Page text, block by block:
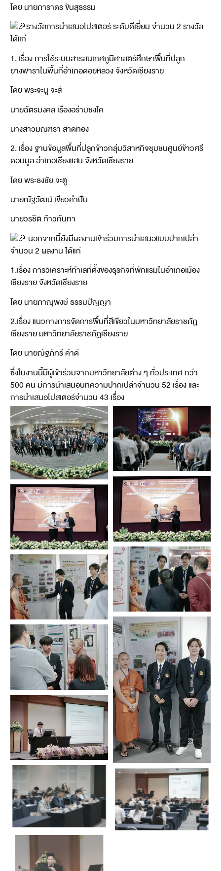
โดย นายภาราดร ขันสุธรรม
รางวัลการนำเสนอโปสเตอร์ ระดับดีเยี่ยม จำนวน 2 รางวัล
ได้แก่
1. เรื่อง การใช้ระบบสารสนเทศภูมิศาสตร์ศึกษาพื้นที่ปลูก
ยางพาราในพื้นที่อำเภอดอยหลวง จังหวัดเชียงราย
โดย พระจะนู จะสี
นายฉัตรมงคล เรืองอร่ามชงโค
นางสาวมณฑิรา สาดทอง
2. เรื่อง ฐานข้อมูลพื้นที่ปลูกข้าวกลุ่มวิสาหกิจชุมชนศูนย์ข้าวศรี
ดอนมูล อำเภอเชียงแสน จังหวัดเชียงราย
โดย พระธงชัย จะตู
นายณัฐวัฒน์ เขียวคำปัน
นายวรชิต ท้าวกันทา
นอกจากนี้ยังมีผลงานเข้าร่วมการนำเสนอแบบปากเปล่า
จำนวน 2 ผลงาน ได้แก่
1.เรื่อง การวิเคราะห์ทำเลที่ตั้งของธุรกิจที่พักแรมในอำเภอเมือง
เชียงราย จังหวัดเชียงราย
โดย นายภาณุพงษ์ ธรรมปัญญา
2.เรื่อง แนวทางการจัดการพื้นที่สีเขียวในมหาวิทยาลัยราชภัฏ
เชียงราย มหาวิทยาลัยราชภัฏเชียงราย
โดย นายณัฐภัทร์ คำดี
ซึ่งในงานนี้มีผู้เข้าร่วมจากมหาวิทยาลัยต่าง ๆ ทั่วประเทศ กว่า
500 คน มีการนำเสนอบทความปากเปล่าจำนวน 52 เรื่อง และ
การนำเสนอโปสเตอร์จำนวน 43 เรื่อง